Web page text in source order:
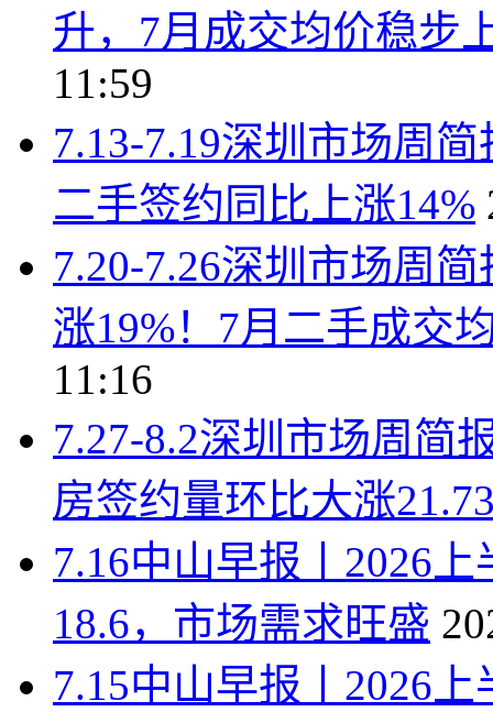
升，7月成交均价稳步
11:59
7.13-7.19深圳市场周
二手签约同比上涨14%
7.20-7.26深圳市场周
涨19%！7月二手成交
11:16
7.27-8.2深圳市场周简
房签约量环比大涨
7.16中山早报丨2026
18.6，市场需求旺盛
7.15中山早报丨2026